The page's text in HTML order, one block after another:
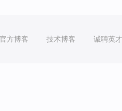
官方博客 技术博客 诚聘英才